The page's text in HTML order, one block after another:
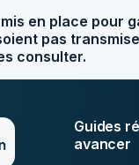
en place pour
pas
consulter.
Guides
avancer